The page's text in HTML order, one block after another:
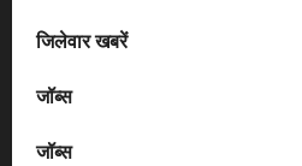
जिलेवार खबरें
जॉब्स
जॉब्स